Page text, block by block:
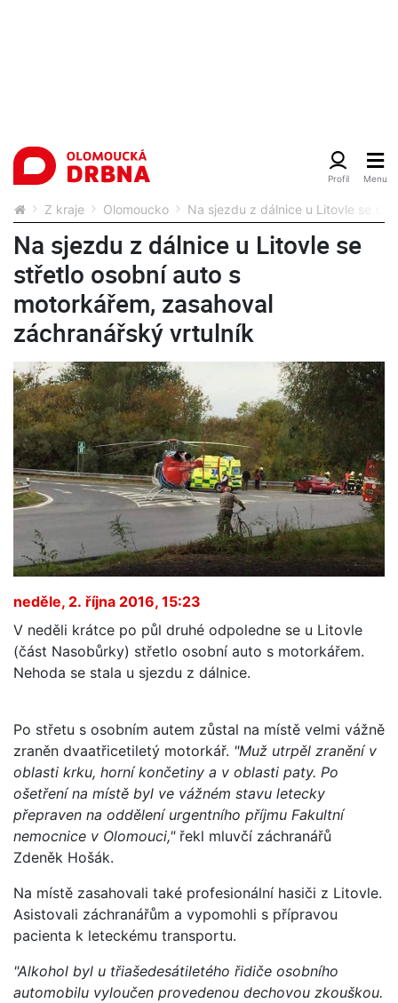
Z kraje Olomoucko Na sjezdu z dálnice u Litovle se
Na sjezdu z dálnice u Litovle se
střetlo osobní auto s
motorkářem, zasahoval
záchranářský vrtulník
neděle, 2. října 2016, 15:23
V neděli krátce po půl druhé odpoledne se u Litovle
(část Nasobůrky) střetlo osobní auto s motorkářem.
Nehoda se stala u sjezdu z dálnice.
Po střetu s osobním autem zůstal na místě velmi vážně
zraněn dvaatřicetiletý motorkář. "Muž utrpěl zranění v
oblasti krku, horní končetiny a v oblasti paty. Po
ošetření na místě byl ve vážném stavu letecky
přepraven na oddělení urgentního příjmu Fakultní
nemocnice v Olomouci,"řekl mluvčí záchranářů
Zdeněk Hošák.
Na místě zasahovali také profesionální hasiči z Litovle.
Asistovali záchranářům a vypomohli s přípravou
pacienta k leteckému transportu.
"Alkohol byl u třiašedesátiletého řidiče osobního
automobilu vyloučen provedenou dechovou zkouškou.